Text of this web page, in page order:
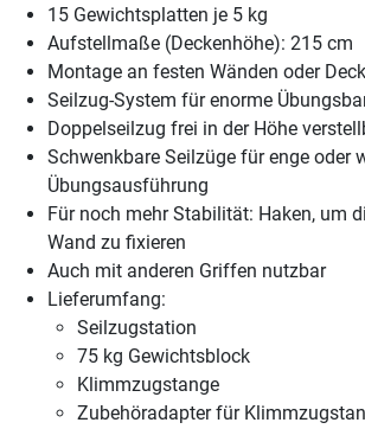
15 Gewichtsplatten je 5 kg
Aufstellmaße (Deckenhöhe): 215 cm
Montage an festen Wänden oder
Seilzug-System für enorme
Doppelseilzug frei in der Höhe
Schwenkbare Seilzüge für enge oder
Übungsausführung
Für noch mehr Stabilität: Haken, um
Wand zu fixieren
Auch mit anderen Griffen nutzbar
Lieferumfang:
Seilzugstation
75 kg Gewichtsblock
Klimmzugstange
Zubehöradapter für